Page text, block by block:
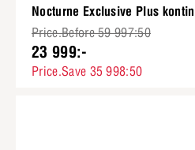
Nocturne Exclusive Plus
Price.Before 59 997:50
23 999:-
Price.Save 35 998:50